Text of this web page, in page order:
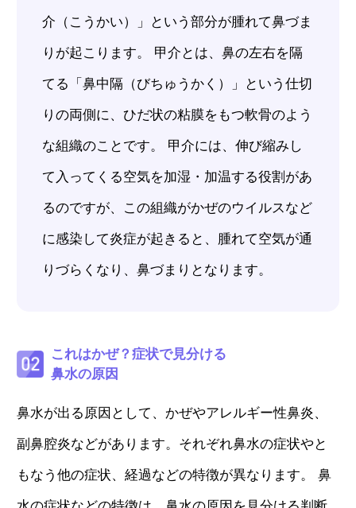
介（こうかい）」という部分が腫れて鼻づま
りが起こります。 甲介とは、鼻の左右を隔
てる「鼻中隔（びちゅうかく）」という仕切
りの両側に、ひだ状の粘膜をもつ軟骨のよう
な組織のことです。 甲介には、伸び縮みし
て入ってくる空気を加湿・加温する役割があ
るのですが、この組織がかぜのウイルスなど
に感染して炎症が起きると、腫れて空気が通
りづらくなり、鼻づまりとなります。
これはかぜ？症状で見分ける
鼻水の原因
鼻水が出る原因として、かぜやアレルギー性鼻炎、
副鼻腔炎などがあります。それぞれ鼻水の症状やと
もなう他の症状、経過などの特徴が異なります。 鼻